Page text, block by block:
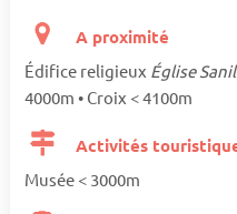
A proximité
Édifice religieux Église
4000m • Croix < 4100m
Activités
Musée < 3000m